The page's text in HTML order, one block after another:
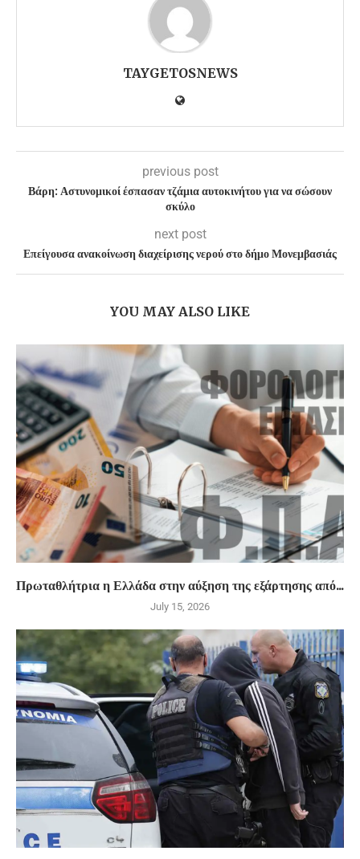
TAYGETOSNEWS
previous post
Βάρη: Αστυνομικοί έσπασαν τζάμια αυτοκινήτου για να σώσουν
σκύλο
next post
Επείγουσα ανακοίνωση διαχείρισης νερού στο δήμο Μονεμβασιάς
YOU MAY ALSO LIKE
Πρωταθλήτρια η Ελλάδα στην αύξηση της εξάρτησης από...
July 15, 2026